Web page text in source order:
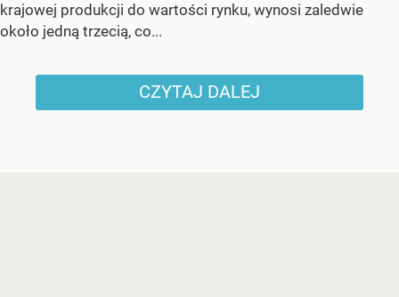
krajowej produkcji do wartości rynku, wynosi zaledwie
około jedną trzecią, co...
CZYTAJ DALEJ